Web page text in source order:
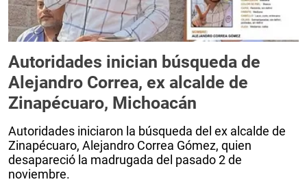
Autoridades inician búsqueda de
Alejandro Correa, ex alcalde de
Zinapécuaro, Michoacán
Autoridades iniciaron la búsqueda del ex alcalde de
Zinapécuaro, Alejandro Correa Gómez, quien
desapareció la madrugada del pasado 2 de
noviembre.